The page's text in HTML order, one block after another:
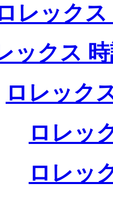
レック
ックス
ロレック
ロレッ
ロレッ